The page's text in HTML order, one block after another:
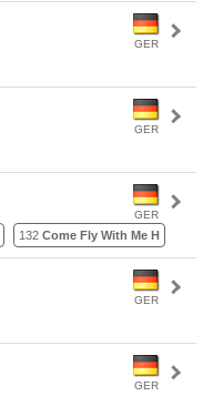
GER
GER
GER
132 Come Fly With Me H
GER
GER